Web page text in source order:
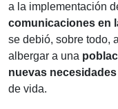
a la implementación
comunicaciones en
se debió, sobre todo,
albergar a una
nuevas necesidades
de vida.